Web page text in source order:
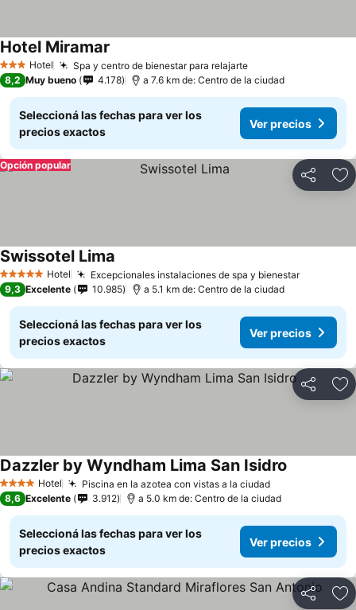
3 Estrellas
Hotel Spa y centro de bienestar para relajarte
Hotel Miramar
8,2 Muy bueno 4.178 a 7.6 km de: Centro de la ciudad
Seleccioná las fechas para ver los
precios exactos
Ver precios
Compartir
Opción popular
5 Estrellas Hotel Excepcionales instalaciones de spa y bienestar
Swissotel Lima
9,3 Excelente 10.985 a 5.1 km de: Centro de la ciudad
Seleccioná las fechas para ver los
precios exactos
Ver precios
Compartir
4 EstrellasHotel Piscina en la azotea con vistas a la ciudad
Dazzler by Wyndham Lima San Isidro
8,6 Excelente 3.912 a 5.0 km de: Centro de la ciudad
Seleccioná las fechas para ver los
precios exactos
Ver precios
Compartir